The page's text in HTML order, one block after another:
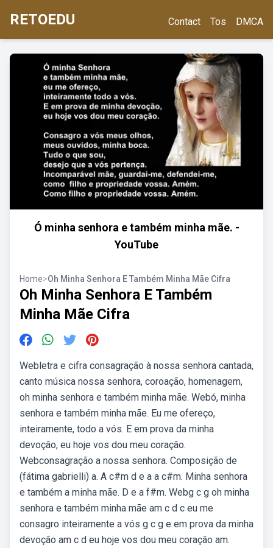
RETOEDU Contact Tos DMCA
Ó minha senhora e também minha mãe. -
YouTube
Home>Oh Minha Senhora E Também Minha Mãe Cifra
Oh Minha Senhora E Também
Minha Mãe Cifra
Webletra e cifra consagração à nossa senhora cantada,
canto música nossa senhora, coroação, homenagem,
oh minha senhora e também minha mãe. Webó, minha
senhora e também minha mãe. Eu me ofereço,
inteiramente, todo a vós. E em prova da minha
devoção, eu hoje vos dou meu coração.
Webconsagração a nossa senhora. Composição de
(fátima gabrielli) a. A c#m d e a a c#m. Minha senhora
e também a minha mãe. D e a f#m. Webg c g oh minha
senhora e também minha mãe am c d c eu me
consagro inteiramente a vós g c g e em prova da minha
devoção am c d eu hoje vos dou meu coração am.